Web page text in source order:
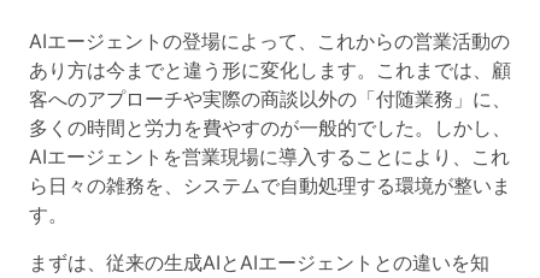
AIエージェントの登場によって、これからの営業活動の
あり方は今までと違う形に変化します。これまでは、顧
客へのアプローチや実際の商談以外の「付随業務」に、
多くの時間と労力を費やすのが一般的でした。しかし、
AIエージェントを営業現場に導入することにより、これ
ら日々の雑務を、システムで自動処理する環境が整いま
す。
まずは、従来の生成AIとAIエージェントとの違いを知